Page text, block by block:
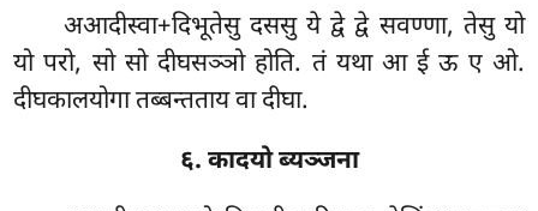
अआदीस्वा+दिभूतेसु दससु ये द्वे द्वे सवण्णा, तेसु यो
यो परो, सो सो दीघसञ्ञो होति. तं यथा आ ई ऊ ए ओ.
दीघकालयोगा तब्बन्तताय वा दीघा.
६. कादयो ब्यञ्जना